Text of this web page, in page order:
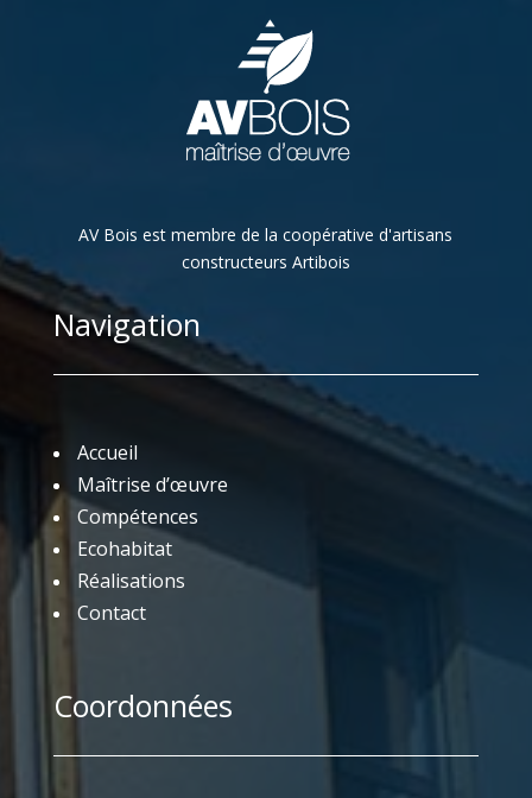
AV Bois est membre de la coopérative d'artisans
constructeurs Artibois
Navigation
Accueil
Maîtrise d’œuvre
Compétences
Ecohabitat
Réalisations
Contact
Coordonnées